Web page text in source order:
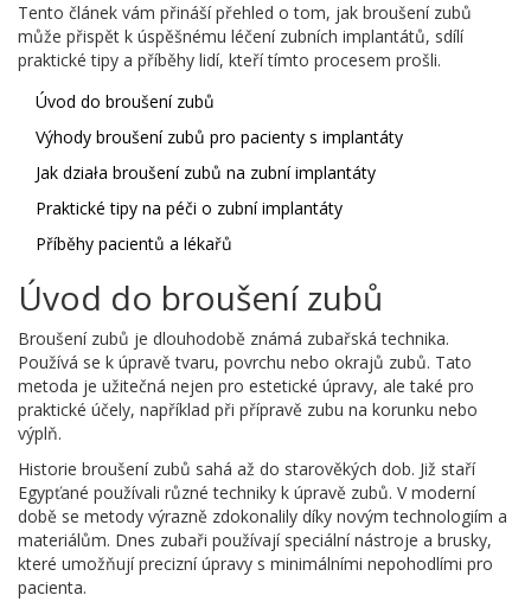
Tento článek vám přináší přehled o tom, jak broušení zubů
může přispět k úspěšnému léčení zubních implantátů, sdílí
praktické tipy a příběhy lidí, kteří tímto procesem prošli.
Úvod do broušení zubů
Výhody broušení zubů pro pacienty s implantáty
Jak działa broušení zubů na zubní implantáty
Praktické tipy na péči o zubní implantáty
Příběhy pacientů a lékařů
Úvod do broušení zubů
Broušení zubů je dlouhodobě známá zubařská technika.
Používá se k úpravě tvaru, povrchu nebo okrajů zubů. Tato
metoda je užitečná nejen pro estetické úpravy, ale také pro
praktické účely, například při přípravě zubu na korunku nebo
výplň.
Historie broušení zubů sahá až do starověkých dob. Již staří
Egypťané používali různé techniky k úpravě zubů. V moderní
době se metody výrazně zdokonalily díky novým technologiím a
materiálům. Dnes zubaři používají speciální nástroje a brusky,
které umožňují precizní úpravy s minimálními nepohodlími pro
pacienta.